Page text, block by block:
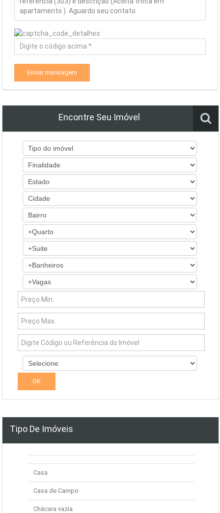
Enviar mensagem
Encontre Seu Imóvel
Tipo De Imóveis
Casa
Casa de Campo
Chácara vazia